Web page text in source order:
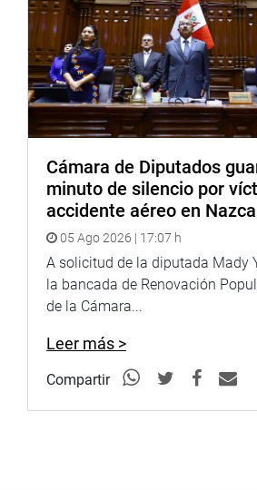
de familia de la Institución
escuchó de las necesidades
implementar para mejorar la
alumnos.
Cámara de Diputados
minuto de silencio por
accidente aéreo en Nazca
05 Ago 2026 | 17:07 h
A solicitud de la diputada Mady
la bancada de Renovación
de la Cámara...
Leer más >
Compartir